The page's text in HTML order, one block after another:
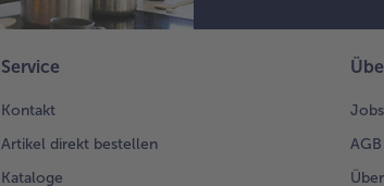
Service
Kontakt
Artikel direkt bestellen
Kataloge
Jobs
AGB